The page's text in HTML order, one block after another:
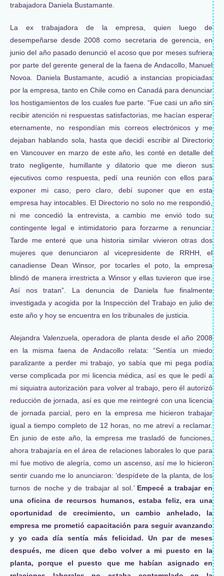
trabajadora Daniela Bustamante.
La ex trabajadora de la empresa, quien luego de
desempeñarse desde 2008 como secretaria de gerencia, en
junio del año pasado denunció el acoso que por meses sufriera
por parte del gerente general de la faena de Andacollo, Manuel
Novoa. Daniela Bustamante, acudió a instancias propiciadas
por la empresa, tanto en Chile como en Canadá para denunciar
los hostigamientos de los cuales fue parte. “Fue casi un año sin
recibir atención ni respuestas satisfactorias, me hacían esperar
eternamente, no respondían mis correos electrónicos y me
dejaban hablando sola, hasta que decidí escribir al Directorio
en Vancouver en marzo de este año, les conté en detalle del
trato negligente, humillante y dilatorio que me dieron sus
ejecutivos como respuesta, pedí una reunión con ellos para
exponer mi caso, pero claro, debí suponer que en esta
empresa hay intocables. El Directorio no solo no me respondió,
ni me concedió la entrevista, a cambio me envió todo su
contingente legal e intimidatorio para forzarme a renunciar.
Tarde me enteré que una historia similar vivieron otras dos
mujeres que denunciaron al vicepresidente de RRHH, el
canadiense Dean Winsor, por tocarles el poto, la empresa
blindó de manera irrestricta a Winsor y ellas tuvieron que irse.
Así nos tratan”. La denuncia de Daniela fue finalmente
investigada y acogida por la Inspección del Trabajo en julio de
este año y hoy se encuentra en los tribunales de justicia.
Alejandra Valenzuela, operadora de planta desde el año 2008
en la misma faena de Andacollo relata: “Sentía un miedo
paralizante a perder mi trabajo, yo sabía que mi pega podía
verse complicada por mi licencia médica, así es que le pedí a
mi siquiatra autorización para volver al trabajo, pero él autorizó
reducción de jornada, así es que me reintegré con una licencia
de jornada parcial, pero en la empresa me hicieron trabajar
igual a tiempo completo de 12 horas, no me atreví a reclamar.
En junio de este año, la empresa me trasladó de funciones,
ahora trabajaría en el área de relaciones laborales lo que para
mí fue motivo de alegría, como un ascenso, así me lo hicieron
sentir cuando me lo anunciaron: ‘despídete de la planta, de los
turnos de noche y de trabajar al sol. ’ Empecé a trabajar en
una oficina de recursos humanos, estaba feliz, era una
oportunidad de crecimiento, un cambio anhelado, la
empresa me prometió capacitación para seguir avanzando
y yo cada día sentía más felicidad. Un par de meses
después, me dicen que debo volver a mi puesto en la
planta, porque el puesto que me habían asignado en